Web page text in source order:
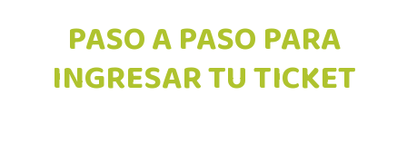
PASO A PASO PARA
INGRESAR TU TICKET